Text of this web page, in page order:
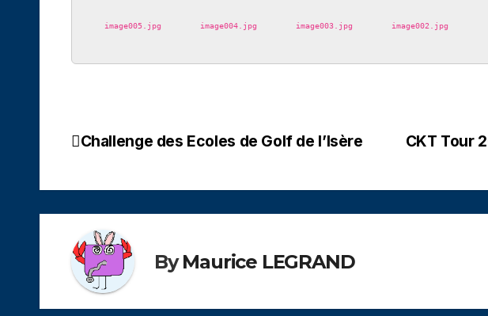
image005.jpg image004.jpg image003.jpg image002.jpg
Navigation
l’article
CKT Tour
Challenge des Ecoles de Golf de l’Isère
ByMaurice LEGRAND